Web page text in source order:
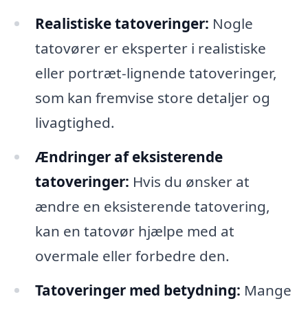
Realistiske tatoveringer: Nogle
tatovører er eksperter i realistiske
eller portræt-lignende tatoveringer,
som kan fremvise store detaljer og
livagtighed.
Ændringer af eksisterende
tatoveringer: Hvis du ønsker at
ændre en eksisterende tatovering,
kan en tatovør hjælpe med at
overmale eller forbedre den.
Tatoveringer med betydning: Mange